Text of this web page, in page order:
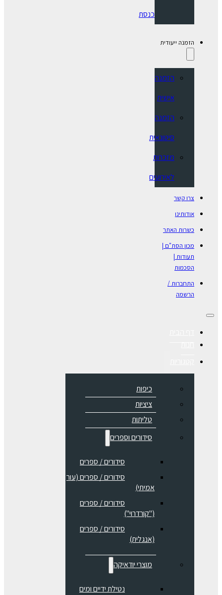
כנסת
הזמנה ייעודית
הזמנה
אישית
הזמנה
סיטונאית
מזכרות
לאירועים
צרו קשר
אודותינו
כשרות האתר
מכון הסת"ם |
תעודות |
הסכמות
התחברות /
הרשמה
כיפות
ציציות
טליתות
סידורים וספרים
סידורים / ספרים
⁠סידורים / ספרים (עור
אמיתי)
סידורים / ספרים
("קורדרוי")
סידורים / ספרים
(אנגלית)
מוצרי יודאיקה
נטילת ידיים ומים